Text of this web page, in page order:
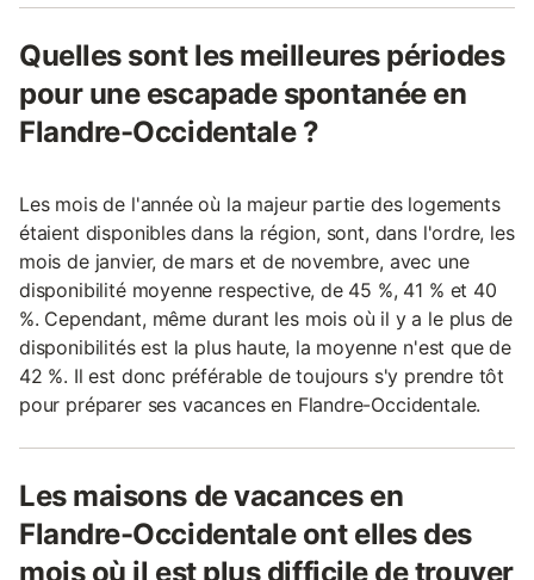
Quelles sont les meilleures périodes
pour une escapade spontanée en
Flandre-Occidentale ?
Les mois de l'année où la majeur partie des logements
étaient disponibles dans la région, sont, dans l'ordre, les
mois de janvier, de mars et de novembre, avec une
disponibilité moyenne respective, de 45 %, 41 % et 40
%. Cependant, même durant les mois où il y a le plus de
disponibilités est la plus haute, la moyenne n'est que de
42 %. Il est donc préférable de toujours s'y prendre tôt
pour préparer ses vacances en Flandre-Occidentale.
Les maisons de vacances en
Flandre-Occidentale ont elles des
mois où il est plus difficile de trouver